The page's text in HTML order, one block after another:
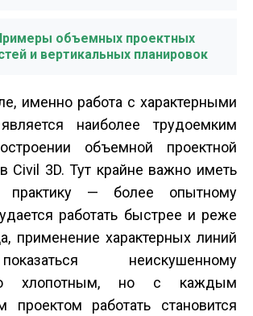
объемных проектных
и вертикальных планировок
именно работа с характерными
наиболее трудоемким
объемной проектной
Civil 3D. Тут крайне важно иметь
практику — более опытному
работать быстрее и реже
применение характерных линий
неискушенному
хлопотным, но с каждым
проектом работать становится